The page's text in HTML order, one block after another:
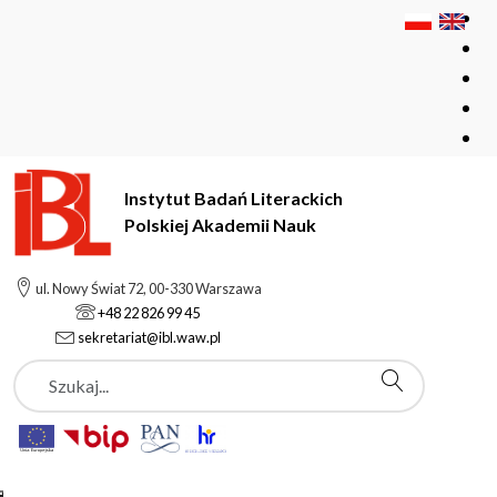
Instytut Badań Literackich
Polskiej Akademii Nauk
ul. Nowy Świat 72, 00-330 Warszawa
+48 22 826 99 45
sekretariat@ibl.waw.pl
Szukaj
Instytut Badań Literackich Polskiej Akademii Nauk
Aktualności
Spotkanie z cyklu Warszawskich Czwartków Staropolskich
Aktualności